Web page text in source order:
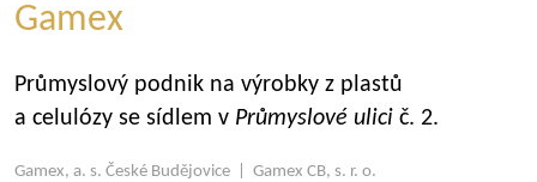
Gamex
Průmyslový podnik na výrobky z plastů
a celulózy se sídlem v Průmyslové ulici č. 2.
Gamex, a. s. České Budějovice | Gamex CB, s. r. o.